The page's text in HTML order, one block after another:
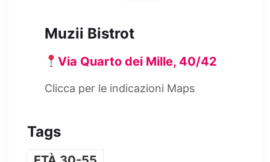
Muzii Bistrot
Via Quarto dei Mille, 40/42
Clicca per le indicazioni Maps
Tags